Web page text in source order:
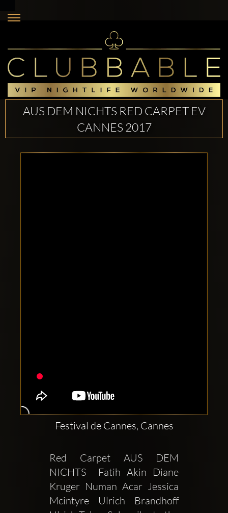
AUS DEM NICHTS RED CARPET EV
CANNES 2017
Festival de Cannes, Cannes
Red Carpet AUS DEM
NICHTS  Fatih Akin Diane
Kruger Numan Acar Jessica
Mcintyre Ulrich Brandhoff